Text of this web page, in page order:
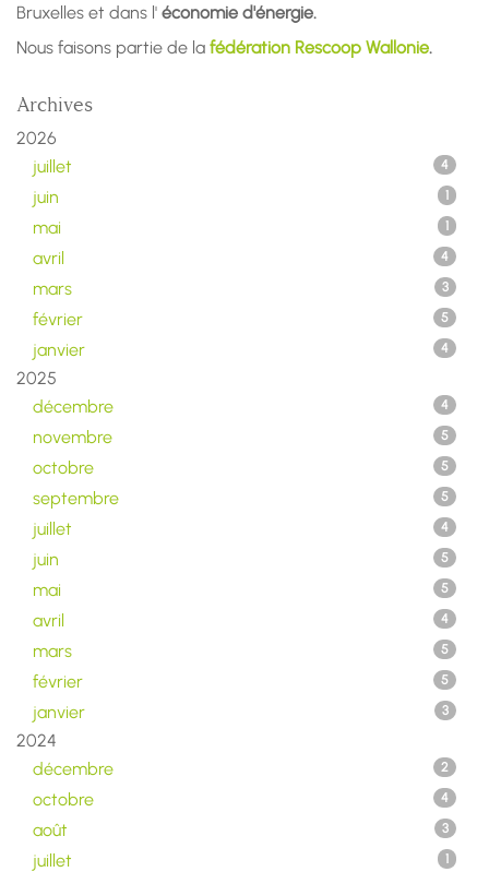
Bruxelles et dans l' économie d'énergie.
Nous faisons partie de la fédération Rescoop Wallonie.
Archives
2026
juillet
4
juin 1
mai 1
avril 4
mars 3
février 5
janvier 4
2025
décembre
4
novembre 5
octobre 5
septembre 5
juillet 4
juin 5
mai 5
avril 4
mars 5
février 5
janvier 3
2024
décembre
2
octobre 4
août 3
juillet 1